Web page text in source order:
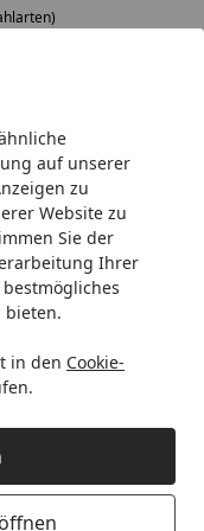
auf unserer
zu
Website zu
Sie der
Ihrer
bieten.
in den Cookie-
Meister Dekorpaneele